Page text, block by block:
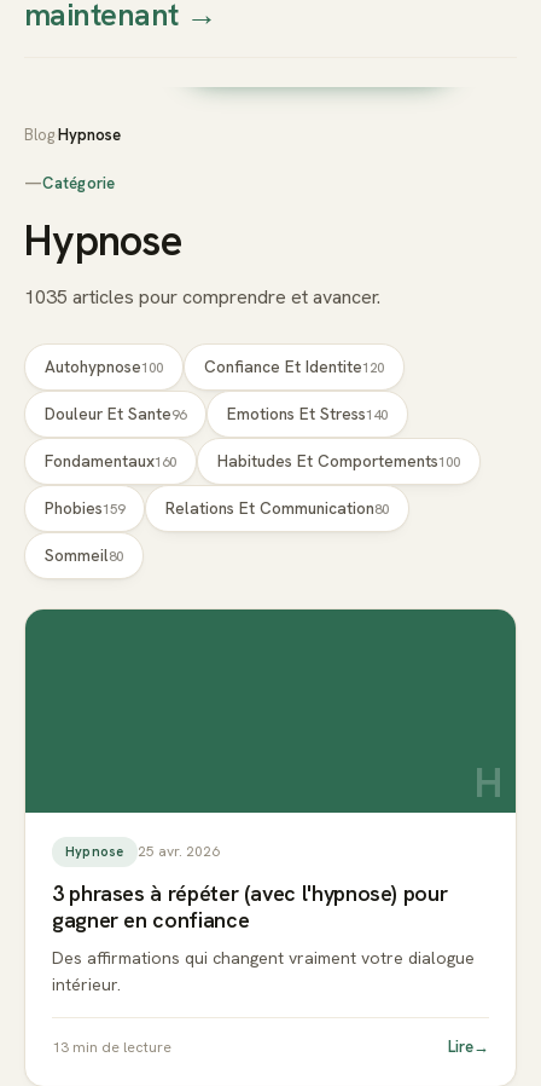
Thierry
Prendre rendez-vous dès
maintenant→
BlogHypnose
—Catégorie
Hypnose
1035 articles pour comprendre et avancer.
Autohypnose100 Confiance Et Identite120
Douleur Et Sante96 Emotions Et Stress140
Fondamentaux160 Habitudes Et Comportements100
Phobies159 Relations Et Communication80
Sommeil80
H
Hypnose 25 avr. 2026
3 phrases à répéter (avec l'hypnose) pour
gagner en confiance
Des affirmations qui changent vraiment votre dialogue
intérieur.
13 min de lecture Lire→